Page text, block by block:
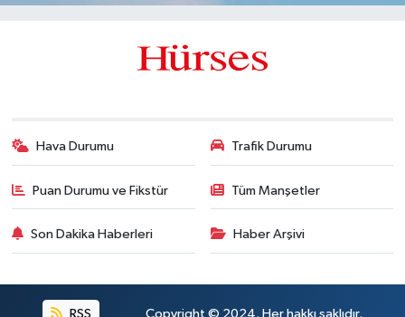
Hava Durumu Trafik Durumu
Puan Durumu ve Fikstür Tüm Manşetler
Son Dakika Haberleri Haber Arşivi
RSS Copyright © 2024. Her hakkı saklıdır.